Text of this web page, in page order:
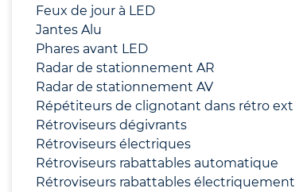
Feux de jour à LED
Jantes Alu
Phares avant LED
Radar de stationnement AR
Radar de stationnement AV
Répétiteurs de clignotant dans rétro ext
Rétroviseurs dégivrants
Rétroviseurs électriques
Rétroviseurs rabattables automatique
Rétroviseurs rabattables électriquement